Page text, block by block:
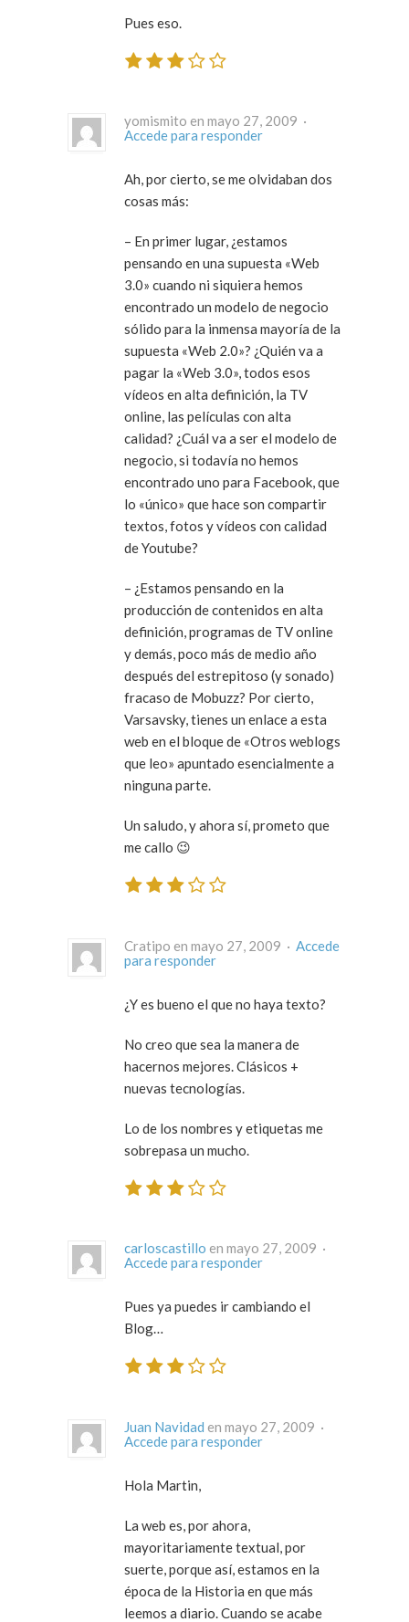
Pues eso.
yomismito en mayo 27, 2009 ·
Accede para responder
Ah, por cierto, se me olvidaban dos
cosas más:
– En primer lugar, ¿estamos
pensando en una supuesta «Web
3.0» cuando ni siquiera hemos
encontrado un modelo de negocio
sólido para la inmensa mayoría de la
supuesta «Web 2.0»? ¿Quién va a
pagar la «Web 3.0», todos esos
vídeos en alta definición, la TV
online, las películas con alta
calidad? ¿Cuál va a ser el modelo de
negocio, si todavía no hemos
encontrado uno para Facebook, que
lo «único» que hace son compartir
textos, fotos y vídeos con calidad
de Youtube?
– ¿Estamos pensando en la
producción de contenidos en alta
definición, programas de TV online
y demás, poco más de medio año
después del estrepitoso (y sonado)
fracaso de Mobuzz? Por cierto,
Varsavsky, tienes un enlace a esta
web en el bloque de «Otros weblogs
que leo» apuntado esencialmente a
ninguna parte.
Un saludo, y ahora sí, prometo que
me callo 😉
Cratipo en mayo 27, 2009 · Accede
para responder
¿Y es bueno el que no haya texto?
No creo que sea la manera de
hacernos mejores. Clásicos +
nuevas tecnologías.
Lo de los nombres y etiquetas me
sobrepasa un mucho.
carloscastillo
en mayo 27, 2009 ·
Accede para responder
Pues ya puedes ir cambiando el
Blog…
Juan Navidad
en mayo 27, 2009 ·
Accede para responder
Hola Martin,
La web es, por ahora,
mayoritariamente textual, por
suerte, porque así, estamos en la
época de la Historia en que más
leemos a diario. Cuando se acabe